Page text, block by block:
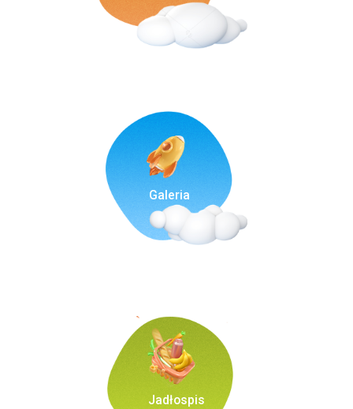
Galeria
Jadłospis